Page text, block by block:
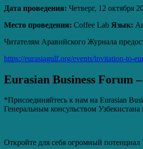
Дата проведения: Четверг, 12 октября
Место проведения: Coffee Lab Язык:
Читателям Аравийского Журнала
https://eurasiagulf.org/events/invitation-to-
Eurasian Business Forum
*Присоединяйтесь к нам на Eurasian
Генеральным консульством
Откройте для себя огромный потенциал